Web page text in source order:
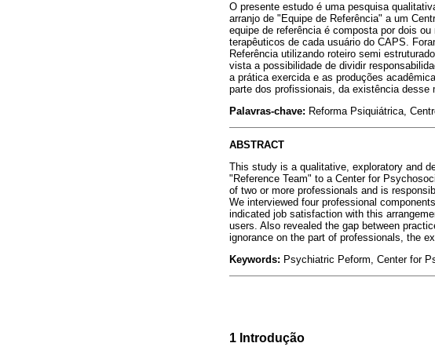
O presente estudo é uma pesquisa
arranjo de "Equipe de Referência" a um
equipe de referência é composta por dois
terapêuticos de cada usuário do CAPS.
Referência utilizando roteiro semi
vista a possibilidade de dividir
a prática exercida e as produções
parte dos profissionais, da existência
Palavras-chave: Reforma Psiquiátrica,
ABSTRACT
This study is a qualitative, exploratory and
"Reference Team" to a Center for
of two or more professionals and is
We interviewed four professional
indicated job satisfaction with this
users. Also revealed the gap between
ignorance on the part of professionals, the
Keywords: Psychiatric Peform, Center for
1 Introdução